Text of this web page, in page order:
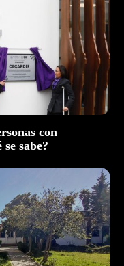
con
sabe?